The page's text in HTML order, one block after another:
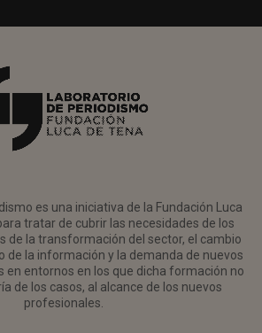
es una iniciativa de la Fundación Luca
tratar de cubrir las necesidades de los
de la transformación del sector, el cambio
de la información y la demanda de nuevos
en entornos en los que dicha formación no
de los casos, al alcance de los nuevos
profesionales.